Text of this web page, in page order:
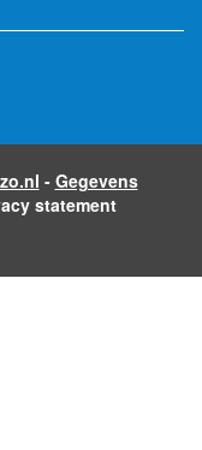
- Gegevens
statement